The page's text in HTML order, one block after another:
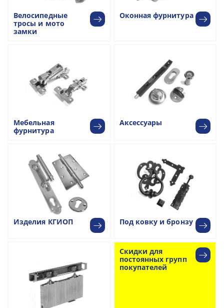
Велосипедные
тросы и мото
замки
Оконная фурнитура
Мебельная
фурнитура
Аксессуары
Изделия КГИОП Под ковку и бронзу
Скидки для
постоянных групп
покупателей